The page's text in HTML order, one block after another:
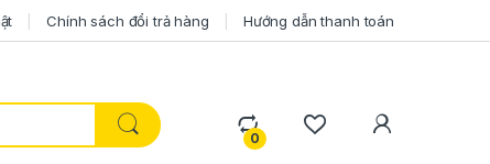
Chính sách đổi trả hàng Hướng dẫn thanh toán
0